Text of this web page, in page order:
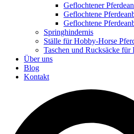
Geflochtener
Geflochtene
Geflochtene
Springhindernis
Ställe für Hobby-Horse
Taschen und Rucksäcke
Über uns
Blog
Kontakt